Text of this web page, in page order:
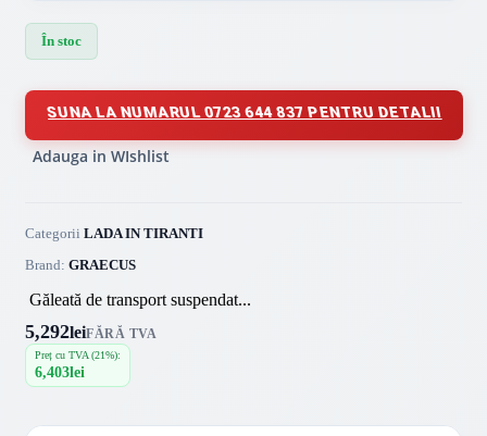
În stoc
SUNA LA NUMARUL 0723 644 837 PENTRU DETALII
Adauga in WIshlist
Categorii LADA IN TIRANTI
Brand: GRAECUS
Găleată de transport suspendat...
5,292leiFĂRĂ TVA
Preț cu TVA (21%):
6,403lei